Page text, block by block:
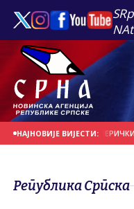
НАЈНОВИЈЕ ВИЈЕСТИ:
ПРОЛАСКА АМЕРИЧКИХ И
Република Српска